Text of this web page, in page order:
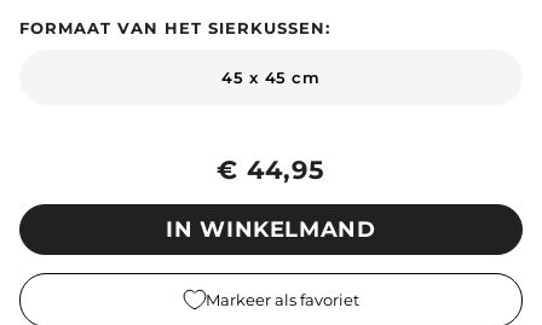
€ 44,95
FORMAAT VAN HET SIERKUSSEN:
45 x 45 cm
IN WINKELMAND
Markeer als favoriet